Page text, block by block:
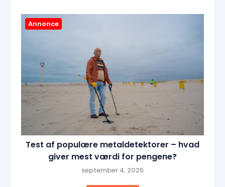
Annonce
Test af populære metaldetektorer – hvad
giver mest værdi for pengene?
september 4, 2025